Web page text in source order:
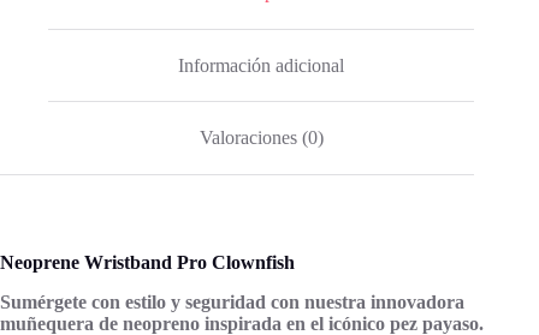
Información adicional
Valoraciones (0)
Neoprene Wristband Pro Clownfish
Sumérgete con estilo y seguridad con nuestra innovadora
muñequera de neopreno inspirada en el icónico pez payaso.